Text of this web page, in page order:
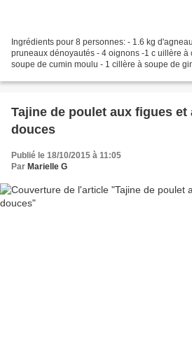
Ingrédients pour 8 personnes: - 1.6 kg
pruneaux dénoyautés - 4 oignons -1 c uillère à
soupe de cumin moulu - 1 cillère à soupe de
Tajine de poulet aux figues et
douces
Publié le 18/10/2015 à 11:05
Par Marielle G